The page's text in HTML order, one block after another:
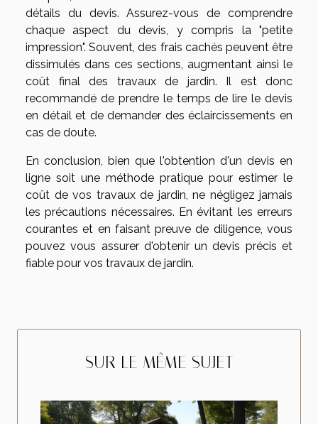
détails du devis. Assurez-vous de comprendre
chaque aspect du devis, y compris la "petite
impression". Souvent, des frais cachés peuvent être
dissimulés dans ces sections, augmentant ainsi le
coût final des travaux de jardin. Il est donc
recommandé de prendre le temps de lire le devis
en détail et de demander des éclaircissements en
cas de doute.
En conclusion, bien que l'obtention d'un devis en
ligne soit une méthode pratique pour estimer le
coût de vos travaux de jardin, ne négligez jamais
les précautions nécessaires. En évitant les erreurs
courantes et en faisant preuve de diligence, vous
pouvez vous assurer d'obtenir un devis précis et
fiable pour vos travaux de jardin.
SUR LE MÊME SUJET